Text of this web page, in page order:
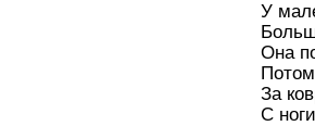
У
Она
За
С